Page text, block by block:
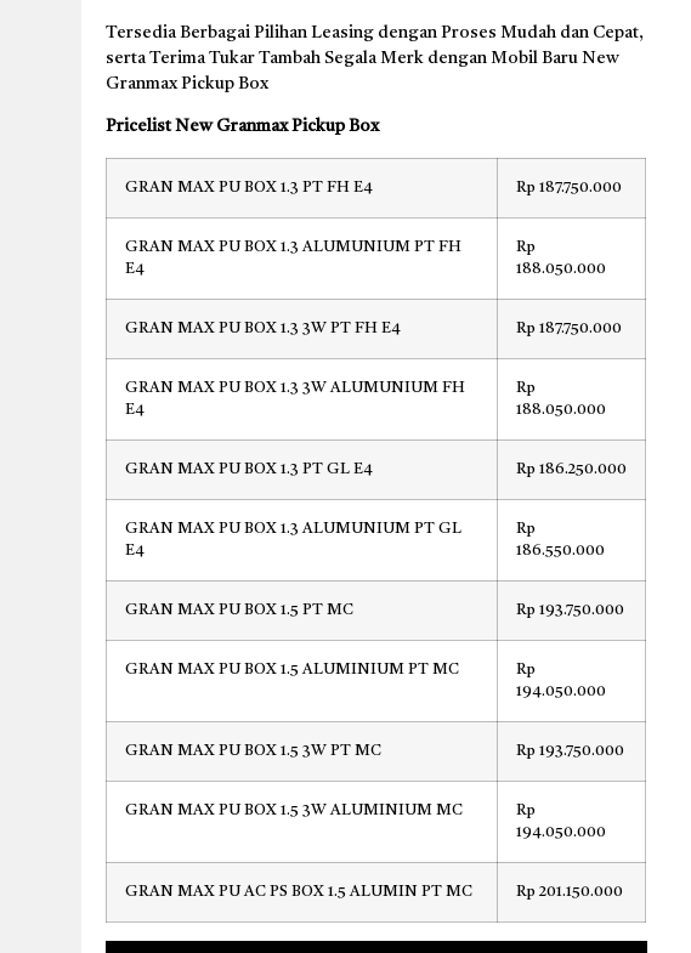
Tersedia Berbagai Pilihan Leasing dengan Proses Mudah dan Cepat,
serta Terima Tukar Tambah Segala Merk dengan Mobil Baru New
Granmax Pickup Box
Pricelist New Granmax Pickup Box
GRAN MAX PU BOX 1.3 PT FH E4 Rp 187.750.000
GRAN MAX PU BOX 1.3 ALUMUNIUM PT FH
E4
Rp
188.050.000
GRAN MAX PU BOX 1.3 3W PT FH E4 Rp 187.750.000
GRAN MAX PU BOX 1.3 3W ALUMUNIUM FH
E4
Rp
188.050.000
GRAN MAX PU BOX 1.3 PT GL E4 Rp 186.250.000
GRAN MAX PU BOX 1.3 ALUMUNIUM PT GL
E4
Rp
186.550.000
GRAN MAX PU BOX 1.5 PT MC Rp 193.750.000
GRAN MAX PU BOX 1.5 ALUMINIUM PT MC
Rp
194.050.000
GRAN MAX PU BOX 1.5 3W PT MC Rp 193.750.000
GRAN MAX PU BOX 1.5 3W ALUMINIUM MC
Rp
194.050.000
GRAN MAX PU AC PS BOX 1.5 ALUMIN PT MC Rp 201.150.000